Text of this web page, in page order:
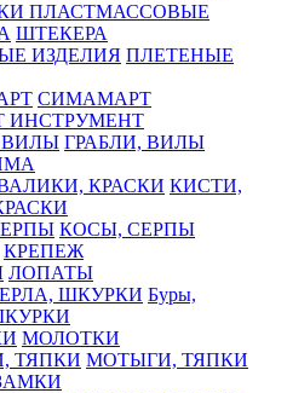
ПЛАСТМАССОВЫЕ
ШТЕКЕРА
ПЛЕТЕНЫЕ
СИМАМАРТ
ИНСТРУМЕНТ
ГРАБЛИ, ВИЛЫ
КИСТИ,
КОСЫ, СЕРПЫ
КРЕПЕЖ
ЛОПАТЫ
Буры,
МОЛОТКИ
МОТЫГИ, ТЯПКИ